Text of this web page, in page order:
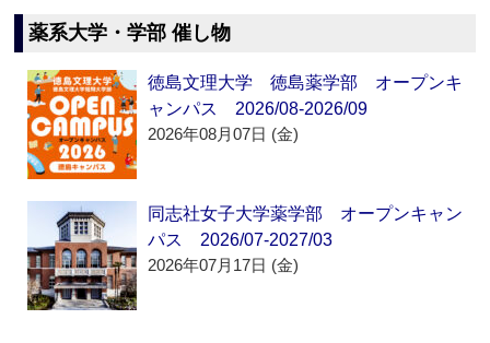
薬系大学・学部 催し物
徳島文理大学 徳島薬学部 オープンキ
ャンパス 2026/08-2026/09
2026年08月07日 (金)
同志社女子大学薬学部 オープンキャン
パス 2026/07-2027/03
2026年07月17日 (金)